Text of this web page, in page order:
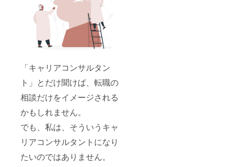
「キャリアコンサルタン
ト」とだけ聞けば、転職の
相談だけをイメージされる
かもしれません。
でも、私は、そういうキャ
リアコンサルタントになり
たいのではありません。